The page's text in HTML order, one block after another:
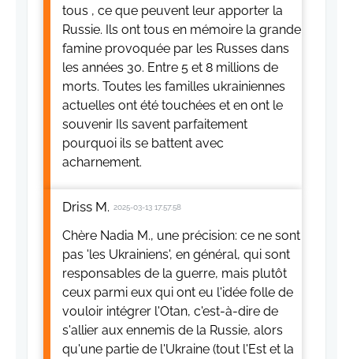
tous , ce que peuvent leur apporter la
Russie. Ils ont tous en mémoire la grande
famine provoquée par les Russes dans
les années 30. Entre 5 et 8 millions de
morts. Toutes les familles ukrainiennes
actuelles ont été touchées et en ont le
souvenir Ils savent parfaitement
pourquoi ils se battent avec
acharnement.
Driss M. 2025-03-13 17:57:58
Chère Nadia M., une précision: ce ne sont
pas 'les Ukrainiens', en général, qui sont
responsables de la guerre, mais plutôt
ceux parmi eux qui ont eu l'idée folle de
vouloir intégrer l'Otan, c'est-à-dire de
s'allier aux ennemis de la Russie, alors
qu'une partie de l'Ukraine (tout l'Est et la